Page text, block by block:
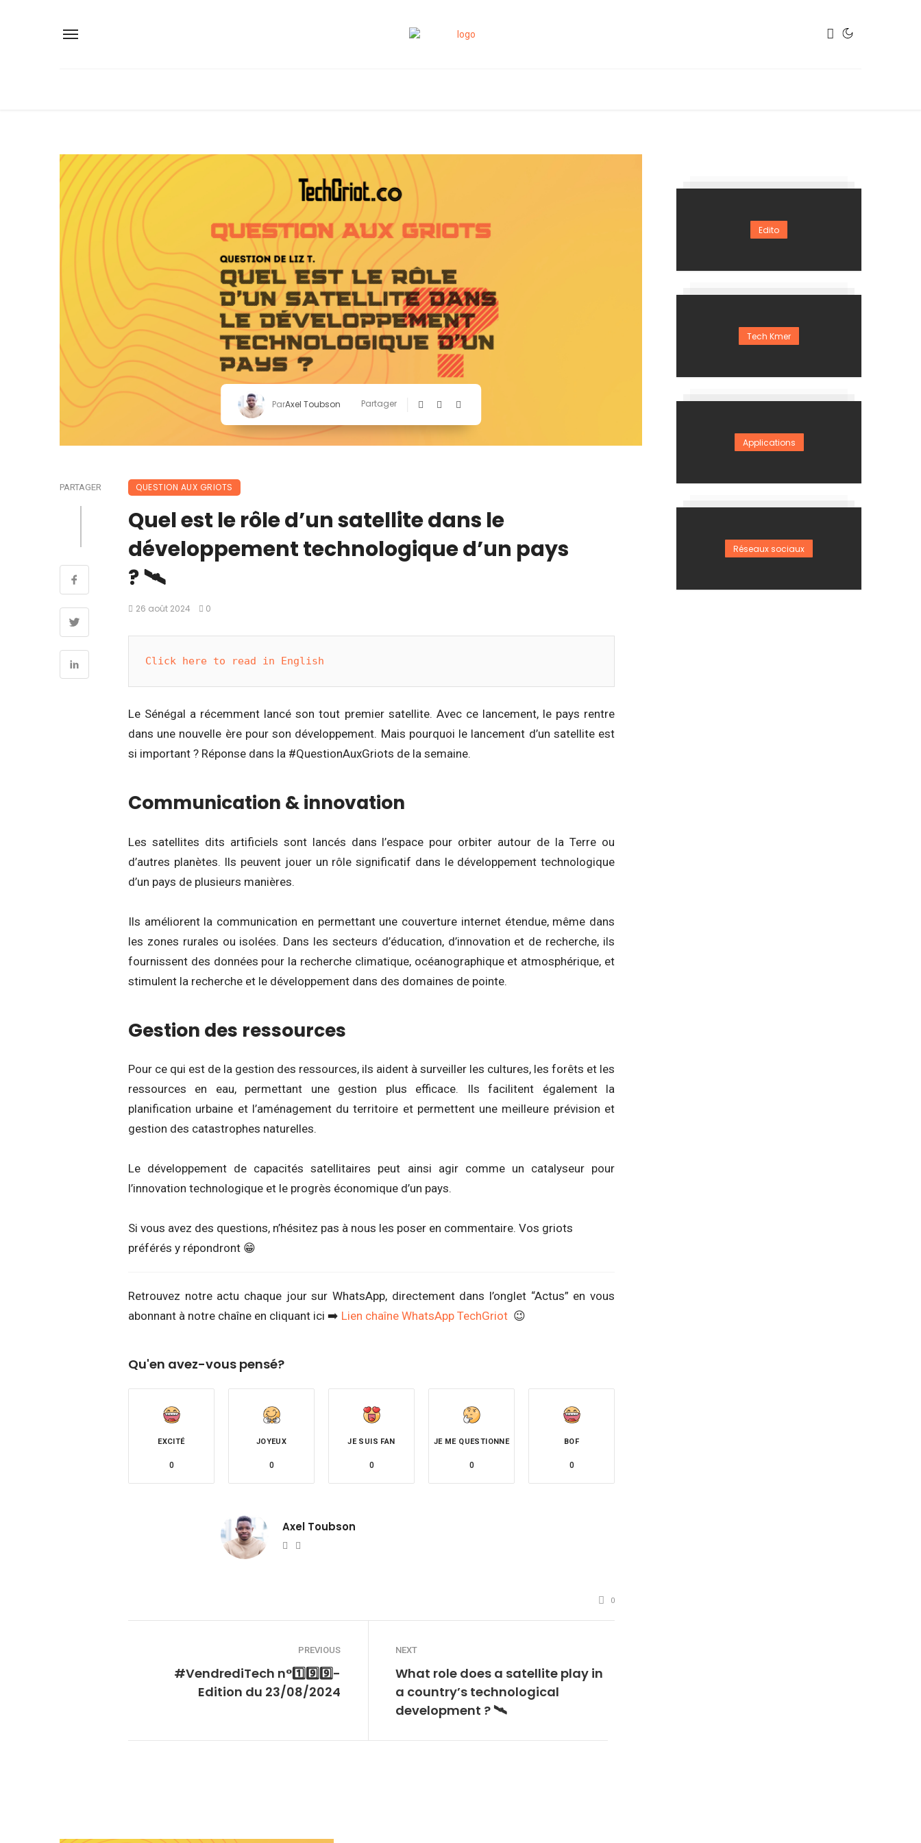
ParAxel Toubson Partager
PARTAGER QUESTION AUX GRIOTS
Quel est le rôle d’un satellite dans le
développement technologique d’un pays
? 🛰️
26 août 2024 0
Click here to read in English
Le Sénégal a récemment lancé son tout premier satellite. Avec ce lancement, le pays rentre
dans une nouvelle ère pour son développement. Mais pourquoi le lancement d’un satellite est
si important ? Réponse dans la #QuestionAuxGriots de la semaine.
Communication & innovation
Les satellites dits artificiels sont lancés dans l’espace pour orbiter autour de la Terre ou
d’autres planètes. Ils peuvent jouer un rôle significatif dans le développement technologique
d’un pays de plusieurs manières.
Ils améliorent la communication en permettant une couverture internet étendue, même dans
les zones rurales ou isolées. Dans les secteurs d’éducation, d’innovation et de recherche, ils
fournissent des données pour la recherche climatique, océanographique et atmosphérique, et
stimulent la recherche et le développement dans des domaines de pointe.
Gestion des ressources
Pour ce qui est de la gestion des ressources, ils aident à surveiller les cultures, les forêts et les
ressources en eau, permettant une gestion plus efficace. Ils facilitent également la
planification urbaine et l’aménagement du territoire et permettent une meilleure prévision et
gestion des catastrophes naturelles.
Le développement de capacités satellitaires peut ainsi agir comme un catalyseur pour
l’innovation technologique et le progrès économique d’un pays.
Si vous avez des questions, n’hésitez pas à nous les poser en commentaire. Vos griots
préférés y répondront 😁
Retrouvez notre actu chaque jour sur WhatsApp, directement dans l’onglet “Actus” en vous
abonnant à notre chaîne en cliquant ici ➡️ Lien chaîne WhatsApp TechGriot 😉
Qu'en avez-vous pensé?
EXCITÉ
0
JOYEUX
0
JE SUIS FAN
0
JE ME QUESTIONNE
0
BOF
0
Axel Toubson
Website
0
PREVIOUS
#VendrediTech n°1️⃣9️⃣9️⃣-
Edition du 23/08/2024
NEXT
What role does a satellite play in
a country’s technological
development ? 🛰️
Edito
Tech Kmer
Applications
Réseaux sociaux